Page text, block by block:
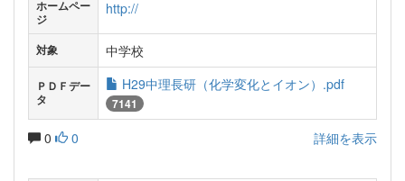
ホームペー
ジ
http://
対象 中学校
ＰＤＦデー
タ
H29中理長研（化学変化とイオン）.pdf
7141
0 0 詳細を表示